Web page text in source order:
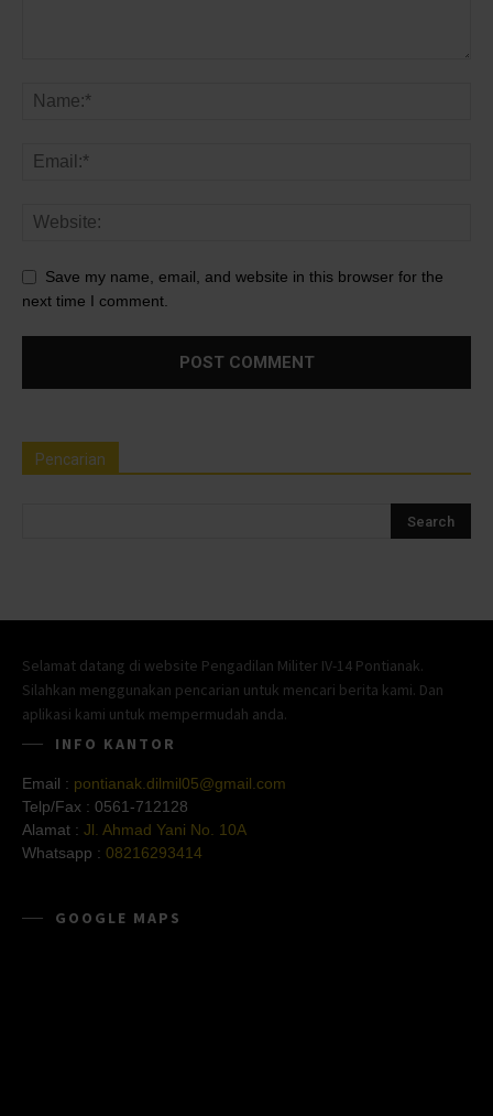
Save my name, email, and website in this browser for the
next time I comment.
Pencarian
Selamat datang di website Pengadilan Militer IV-14 Pontianak.
Silahkan menggunakan pencarian untuk mencari berita kami. Dan
aplikasi kami untuk mempermudah anda.
INFO KANTOR
Email : pontianak.dilmil05@gmail.com
Telp/Fax : 0561-712128
Alamat : Jl. Ahmad Yani No. 10A
Whatsapp : 08216293414
GOOGLE MAPS